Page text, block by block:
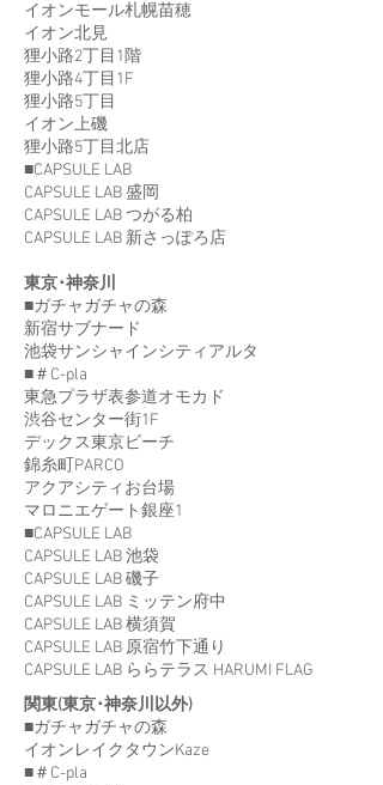
イオンモール札幌苗穂
イオン北見
狸小路2丁目1階
狸小路4丁目1F
狸小路5丁目
イオン上磯
狸小路5丁目北店
■CAPSULE LAB
CAPSULE LAB 盛岡
CAPSULE LAB つがる柏
CAPSULE LAB 新さっぽろ店
東京･神奈川
■ガチャガチャの森
新宿サブナード
池袋サンシャインシティアルタ
■＃C-pla
東急プラザ表参道オモカド
渋谷センター街1F
デックス東京ビーチ
錦糸町PARCO
アクアシティお台場
マロニエゲート銀座1
■CAPSULE LAB
CAPSULE LAB 池袋
CAPSULE LAB 磯子
CAPSULE LAB ミッテン府中
CAPSULE LAB 横須賀
CAPSULE LAB 原宿竹下通り
CAPSULE LAB ららテラス HARUMI FLAG
関東(東京･神奈川以外)
■ガチャガチャの森
イオンレイクタウンKaze
■＃C-pla